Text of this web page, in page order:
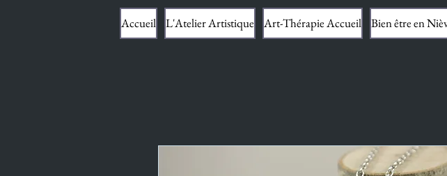
Accueil L'Atelier Artistique Art-Thérapie Accueil Bien être en